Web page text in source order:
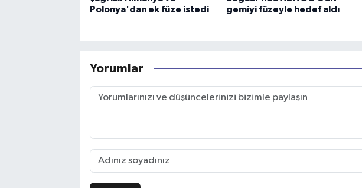
Polonya'dan ek füze istedi
gemiyi füzeyle hedef aldı
Yorumlar